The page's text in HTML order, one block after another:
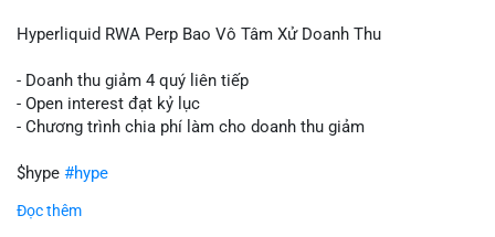
củng cố niềm tin cho xu hướng tăng.
Lời khuyên:
Nhà đầu tư nên theo dõi sát dòng tiền tiếp theo từ địa chỉ này.
Nếu BTC được nạp thêm lên sàn, cần thận trọng với nhịp điều
nắm giữ vị thế hiện tại.
#60btc #dongtiencavoi
Hyperliquid RWA Perp Bao Vô Tâm Xử Doanh Thu
- Doanh thu giảm 4 quý liên tiếp
- Open interest đạt kỷ lục
- Chương trình chia phí làm cho doanh thu giảm
$hype #hype
#vlikevn
Đọc thêm